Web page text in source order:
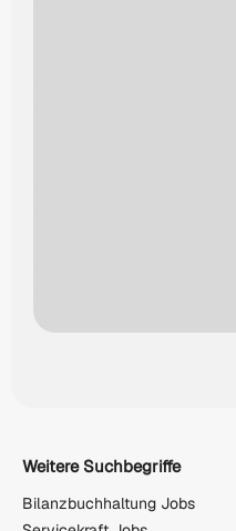
Weitere Suchbegriffe
Bilanzbuchhaltung Jobs